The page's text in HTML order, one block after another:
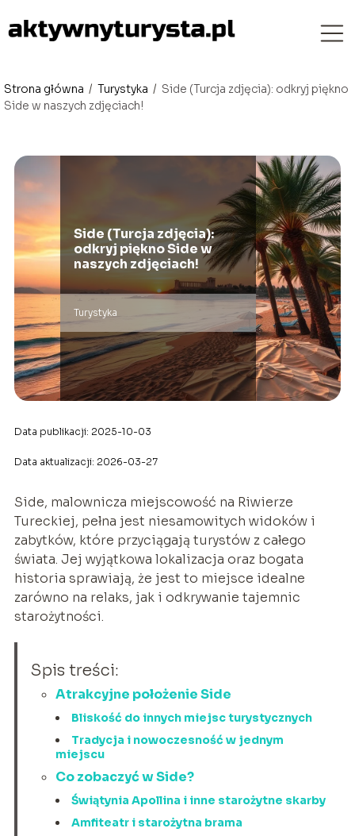
Strona główna / Turystyka / Side (Turcja zdjęcia): odkryj piękno
Side w naszych zdjęciach!
Side (Turcja zdjęcia):
odkryj piękno Side w
naszych zdjęciach!
Turystyka
Data publikacji: 2025-10-03
Data aktualizacji: 2026-03-27
Side, malownicza miejscowość na Riwierze
Tureckiej, pełna jest niesamowitych widoków i
zabytków, które przyciągają turystów z całego
świata. Jej wyjątkowa lokalizacja oraz bogata
historia sprawiają, że jest to miejsce idealne
zarówno na relaks, jak i odkrywanie tajemnic
starożytności.
Spis treści:
Atrakcyjne położenie Side
Bliskość do innych miejsc turystycznych
Tradycja i nowoczesność w jednym
miejscu
Co zobaczyć w Side?
Świątynia Apollina i inne starożytne skarby
Amfiteatr i starożytna brama